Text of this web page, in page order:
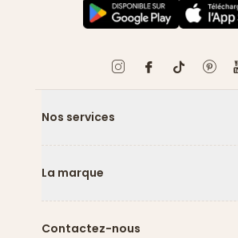
Nos services
La marque
Contactez-nous